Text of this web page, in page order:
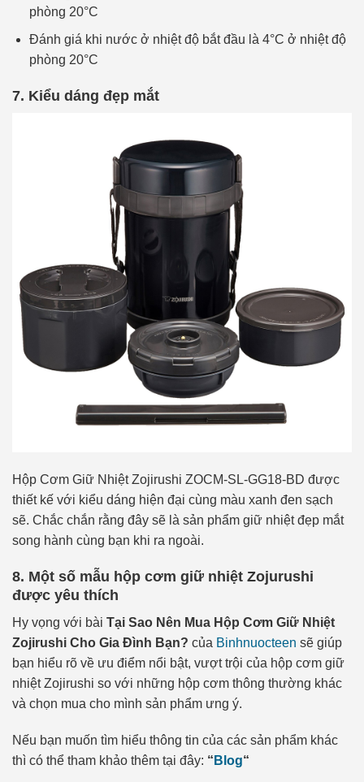
phòng 20°C
Đánh giá khi nước ở nhiệt độ bắt đầu là 4°C ở nhiệt độ
phòng 20°C
7. Kiểu dáng đẹp mắt
Hộp Cơm Giữ Nhiệt Zojirushi ZOCM-SL-GG18-BD được
thiết kế với kiểu dáng hiện đại cùng màu xanh đen sạch
sẽ. Chắc chắn rằng đây sẽ là sản phẩm giữ nhiệt đẹp mắt
song hành cùng bạn khi ra ngoài.
8. Một số mẫu hộp cơm giữ nhiệt Zojurushi
được yêu thích
Hy vọng với bài Tại Sao Nên Mua Hộp Cơm Giữ Nhiệt
Zojirushi Cho Gia Đình Bạn? của Binhnuocteen sẽ giúp
bạn hiểu rõ về ưu điểm nổi bật, vượt trội của hộp cơm giữ
nhiệt Zojirushi so với những hộp cơm thông thường khác
và chọn mua cho mình sản phẩm ưng ý.
Nếu bạn muốn tìm hiểu thông tin của các sản phẩm khác
thì có thể tham khảo thêm tại đây: “ Blog“